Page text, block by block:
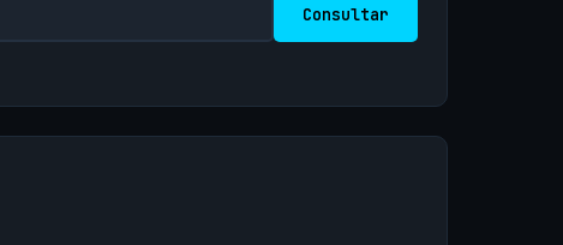
Consultar